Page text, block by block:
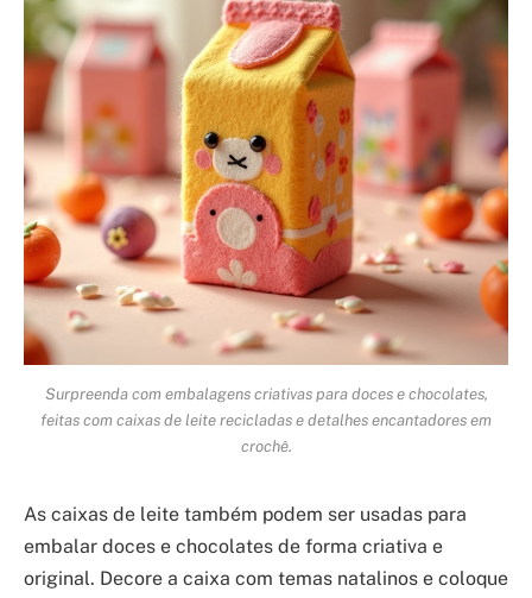
Surpreenda com embalagens criativas para doces e chocolates,
feitas com caixas de leite recicladas e detalhes encantadores em
crochê.
As caixas de leite também podem ser usadas para
embalar doces e chocolates de forma criativa e
original. Decore a caixa com temas natalinos e coloque